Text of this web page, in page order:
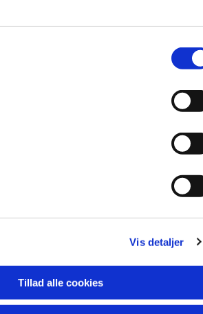
Vis detaljer
Tillad alle cookies